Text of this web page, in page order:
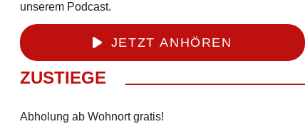
unserem Podcast.
JETZT ANHÖREN
ZUSTIEGE
Abholung ab Wohnort gratis!